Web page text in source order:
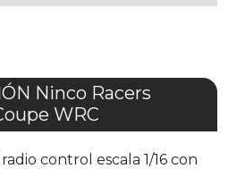
Ninco Racers
WRC
control escala 1/16 con